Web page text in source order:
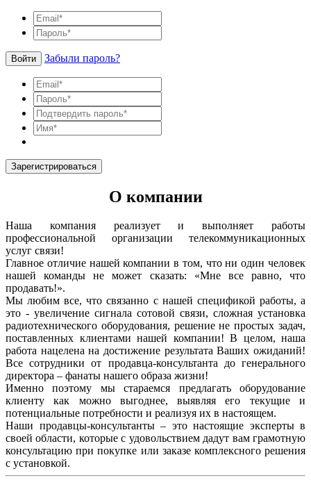
Войти Забыли пароль?
Зарегистрироваться
О компании
Наша компания реализует и выполняет работы
профессиональной организации телекоммуникационных
услуг связи!
Главное отличие нашей компании в том, что ни один человек
нашей команды не может сказать: «Мне все равно, что
продавать!».
Мы любим все, что связанно с нашей спецификой работы, а
это - увеличение сигнала сотовой связи, сложная установка
радиотехнического оборудования, решение не простых задач,
поставленных клиентами нашей компании! В целом, наша
работа нацелена на достижение результата Ваших ожиданий!
Все сотрудники от продавца-консультанта до генерального
директора – фанаты нашего образа жизни!
Именно поэтому мы стараемся предлагать оборудование
клиенту как можно выгоднее, выявляя его текущие и
потенциальные потребности и реализуя их в настоящем.
Наши продавцы-консультанты – это настоящие эксперты в
своей области, которые с удовольствием дадут вам грамотную
консультацию при покупке или заказе комплексного решения
с установкой.